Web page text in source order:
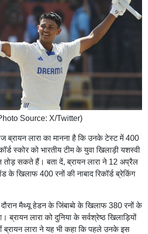
Source: X/Twitter)
ब्रायन लारा का मानना है कि उनके टेस्ट में 400
स्कोर को भारतीय टीम के युवा खिलाड़ी यशस्वी
तोड़ सकते हैं। बता दें, ब्रायन लारा ने 12 अप्रैल
के खिलाफ 400 रनों की नाबाद रिकॉर्ड ब्रेकिंग
दौरान मैथ्यू हेडन के जिंबाब्वे के खिलाफ 380 रनों के
ब्रायन लारा को दुनिया के सर्वश्रेष्ठ खिलाड़ियों
ब्रायन लारा ने यह भी कहा कि पहले उनके इस